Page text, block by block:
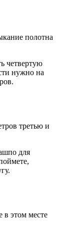
полотна
четвертую
нужно на
третью и
для
в этом месте